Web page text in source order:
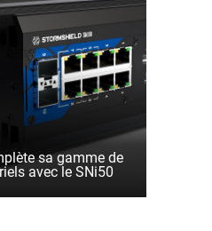
sa gamme de
avec le SNi50